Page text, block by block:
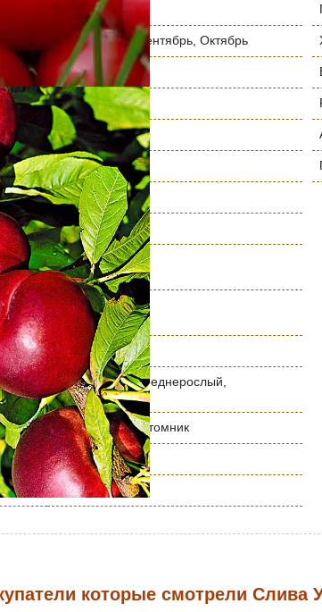
Дерево
Апрель, Май, Сентябрь, Октябрь
высокая
3,5
Закрытая
Солнце
3,5
Умеренная
3 - 4 год
3.5 м, 4 м
50 см, 1 м
низкорослый, среднерослый,
высокорослый
собственный питомник
в Подмосковье
99,99 %
которые смотрели Слива